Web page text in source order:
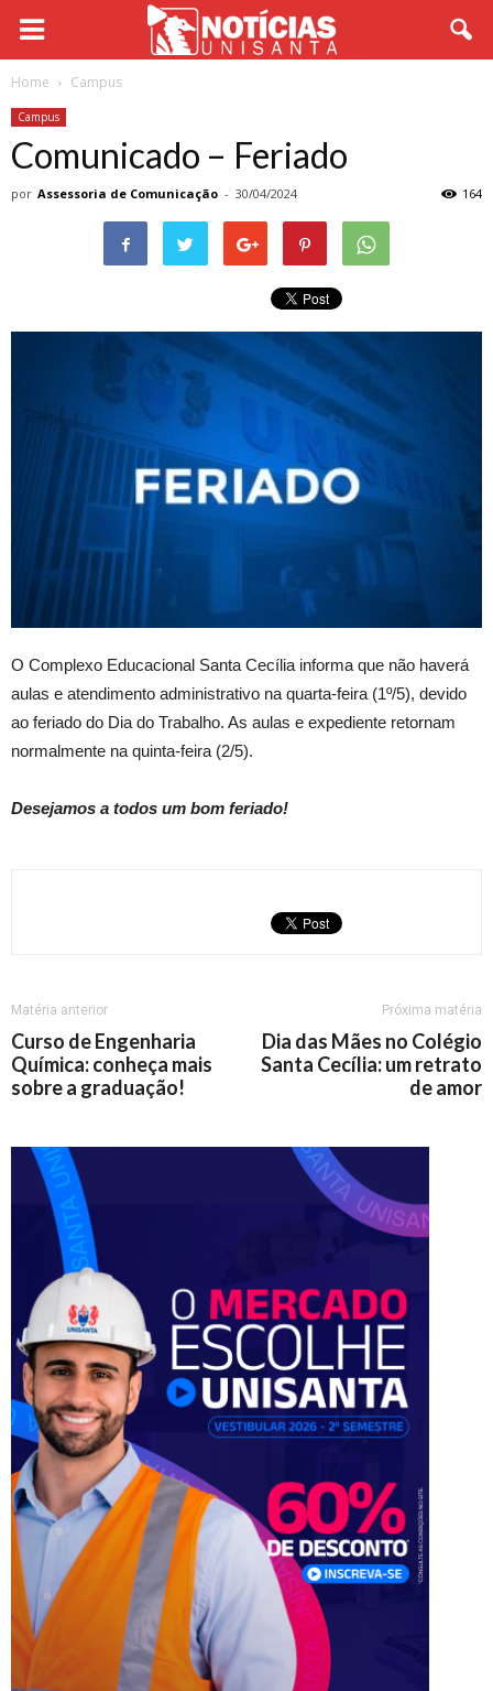
Home Campus
Campus
Comunicado – Feriado
por Assessoria de Comunicação - 30/04/2024 164
O Complexo Educacional Santa Cecília informa que não haverá
aulas e atendimento administrativo na quarta-feira (1º/5), devido
ao feriado do Dia do Trabalho. As aulas e expediente retornam
normalmente na quinta-feira (2/5).
Desejamos a todos um bom feriado!
Matéria anterior
Curso de Engenharia
Química: conheça mais
sobre a graduação!
Próxima matéria
Dia das Mães no Colégio
Santa Cecília: um retrato
de amor